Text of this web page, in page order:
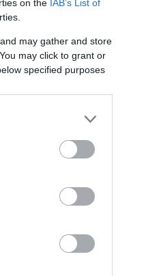
on the IAB’s List of
may gather and store
may click to grant or
specified purposes
Aston Villa
Ayden Heaven
Casemiro
Crystal Palace
David De Gea